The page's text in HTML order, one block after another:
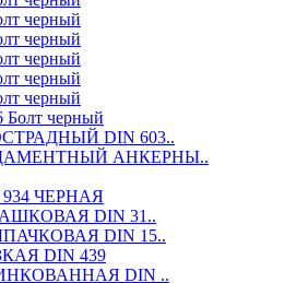
черный
черный
черный
черный
черный
Болт черный
DIN 603..
АНКЕРНЫ..
ЧЕРНАЯ
DIN 31..
DIN 15..
DIN 439
DIN ..